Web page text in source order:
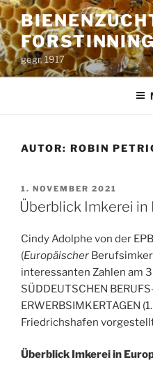
Zum
Inhalt
springen
gegr. 1917
AUTOR: ROBIN
VERÖFFENTLICHT
AM
1. NOVEMBER 2021
Überblick Imkerei in
Cindy Adolphe von der
(Europäischer
interessanten Zahlen am
SÜDDEUTSCHEN
ERWERBSIMKERTAGEN
Friedrichshafen
Überblick Imkerei in